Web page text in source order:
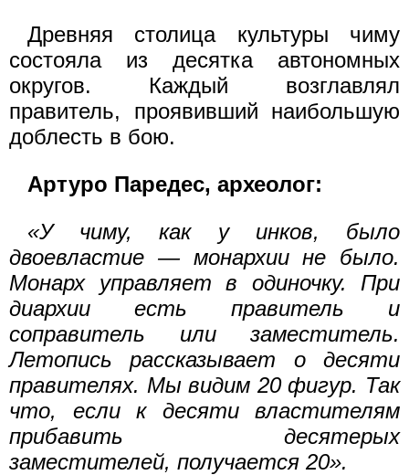
Древняя столица культуры чиму
состояла из десятка автономных
округов. Каждый возглавлял
правитель, проявивший наибольшую
доблесть в бою.
Артуро Паредес, археолог:
«У чиму, как у инков, было
двоевластие — монархии не было.
Монарх управляет в одиночку. При
диархии есть правитель и
соправитель или заместитель.
Летопись рассказывает о десяти
правителях. Мы видим 20 фигур. Так
что, если к десяти властителям
прибавить десятерых
заместителей, получается 20».